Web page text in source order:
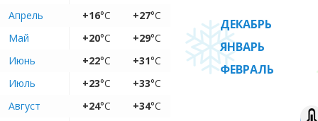
Апрель
+16°C +27°C
Май
+20°C +29°C
Июнь
+22°C +31°C
Июль
+23°C +33°C
Август
+24°C +34°C
ДЕКАБРЬ
ЯНВАРЬ
ФЕВРАЛЬ